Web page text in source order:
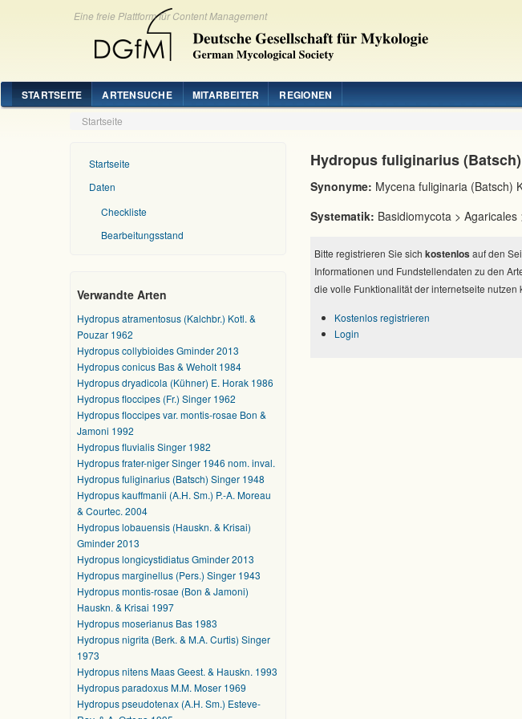
Eine freie Plattform für Content Management
STARTSEITE ARTENSUCHE MITARBEITER REGIONEN
Startseite
Startseite
Daten
Checkliste
Bearbeitungsstand
Verwandte Arten
Hydropus atramentosus (Kalchbr.) Kotl. &
Pouzar 1962
Hydropus collybioides Gminder 2013
Hydropus conicus Bas & Weholt 1984
Hydropus dryadicola (Kühner) E. Horak 1986
Hydropus floccipes (Fr.) Singer 1962
Hydropus floccipes var. montis-rosae Bon &
Jamoni 1992
Hydropus fluvialis Singer 1982
Hydropus frater-niger Singer 1946 nom. inval.
Hydropus fuliginarius (Batsch) Singer 1948
Hydropus kauffmanii (A.H. Sm.) P.-A. Moreau
& Courtec. 2004
Hydropus lobauensis (Hauskn. & Krisai)
Gminder 2013
Hydropus longicystidiatus Gminder 2013
Hydropus marginellus (Pers.) Singer 1943
Hydropus montis-rosae (Bon & Jamoni)
Hauskn. & Krisai 1997
Hydropus moserianus Bas 1983
Hydropus nigrita (Berk. & M.A. Curtis) Singer
1973
Hydropus nitens Maas Geest. & Hauskn. 1993
Hydropus paradoxus M.M. Moser 1969
Hydropus pseudotenax (A.H. Sm.) Esteve-
Hydropus fuliginarius
Synonyme: Mycena fuliginaria (Batsch)
Systematik: Basidiomycota >
Bitte registrieren Sie sich kostenlos auf den
Informationen und Fundstellendaten zu den
die volle Funktionalität der internetseite nutzen
Kostenlos registrieren
Login